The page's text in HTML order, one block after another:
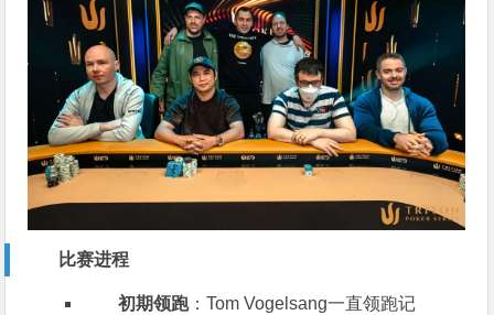
比赛进程
初期领跑：Tom Vogelsang一直领跑记